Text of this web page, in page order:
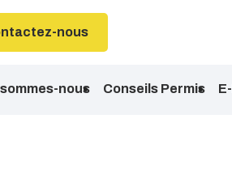
nous
nous Conseils Permis